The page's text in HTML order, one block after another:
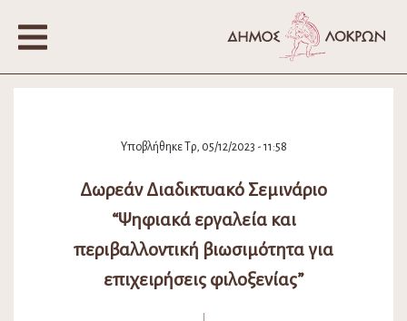
Υποβλήθηκε Τρ, 05/12/2023 - 11:58
Δωρεάν Διαδικτυακό Σεμινάριο
“Ψηφιακά εργαλεία και
περιβαλλοντική βιωσιμότητα για
επιχειρήσεις φιλοξενίας”